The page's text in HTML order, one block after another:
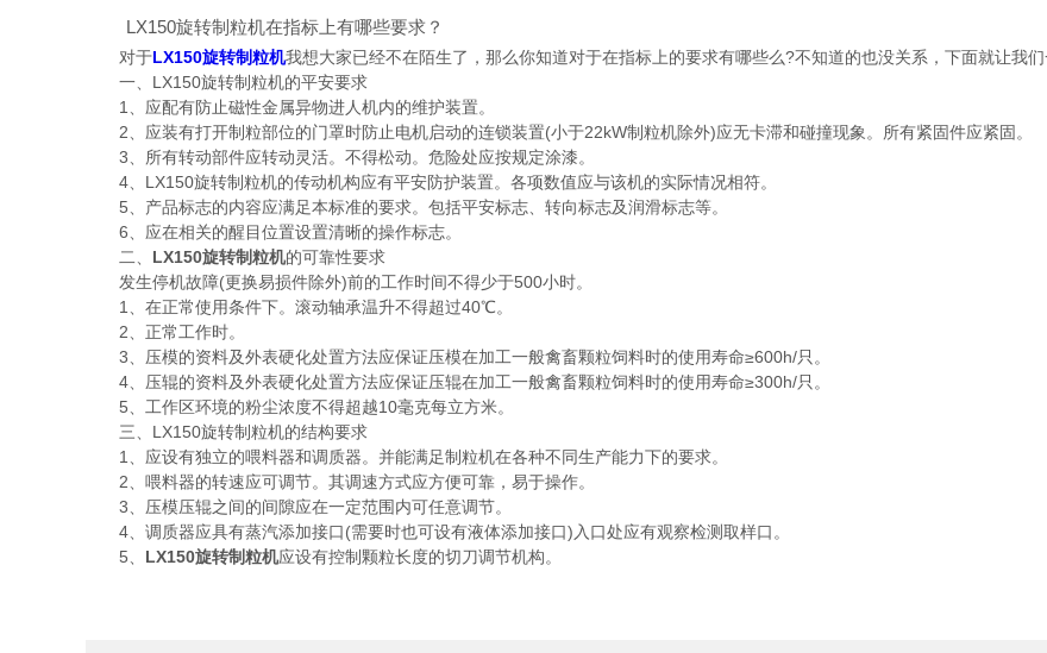
LX150旋转制粒机在指标上有哪些要求？
对于LX150旋转制粒机我想大家已经不在陌生了，那么你知道对于在指标上的要求有哪些么?不知道的也没关系，下面就让我
一、LX150旋转制粒机的平安要求
1、应配有防止磁性金属异物进人机内的维护装置。
2、应装有打开制粒部位的门罩时防止电机启动的连锁装置(小于22kW制粒机除外)应无卡滞和碰撞现象。所有紧固件应紧固。
3、所有转动部件应转动灵活。不得松动。危险处应按规定涂漆。
4、LX150旋转制粒机的传动机构应有平安防护装置。各项数值应与该机的实际情况相符。
5、产品标志的内容应满足本标准的要求。包括平安标志、转向标志及润滑标志等。
6、应在相关的醒目位置设置清晰的操作标志。
二、 LX150旋转制粒机的可靠性要求
发生停机故障(更换易损件除外)前的工作时间不得少于500小时。
1、在正常使用条件下。滚动轴承温升不得超过40℃。
2、正常工作时。
3、压模的资料及外表硬化处置方法应保证压模在加工一般禽畜颗粒饲料时的使用寿命≥600h/只。
4、压辊的资料及外表硬化处置方法应保证压辊在加工一般禽畜颗粒饲料时的使用寿命≥300h/只。
5、工作区环境的粉尘浓度不得超越10毫克每立方米。
三、LX150旋转制粒机的结构要求
1、应设有独立的喂料器和调质器。并能满足制粒机在各种不同生产能力下的要求。
2、喂料器的转速应可调节。其调速方式应方便可靠，易于操作。
3、压模压辊之间的间隙应在一定范围内可任意调节。
4、调质器应具有蒸汽添加接口(需要时也可设有液体添加接口)入口处应有观察检测取样口。
5、 LX150旋转制粒机应设有控制颗粒长度的切刀调节机构。